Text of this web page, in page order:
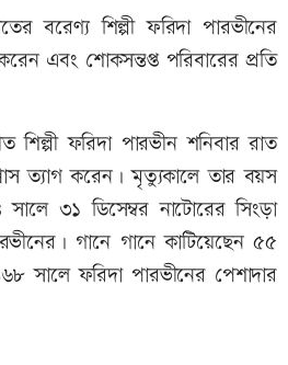
বরেণ্য শিল্পী ফরিদা পারভীনের
এবং শোকসন্তপ্ত পরিবারের প্রতি
শিল্পী ফরিদা পারভীন শনিবার রাত
ত্যাগ করেন। মৃত্যুকালে তার বয়স
৩১ ডিসেম্বর নাটোরের সিংড়া
গানে গানে কাটিয়েছেন ৫৫
সালে ফরিদা পারভীনের পেশাদার